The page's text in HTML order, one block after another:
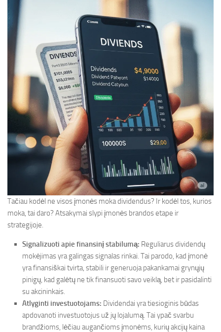
Tačiau kodėl ne visos įmonės moka dividendus? Ir kodėl tos, kurios
moka, tai daro? Atsakymai slypi įmonės brandos etape ir
strategijoje.
Signalizuoti apie finansinį stabilumą: Reguliarus dividendų
mokėjimas yra galingas signalas rinkai. Tai parodo, kad įmonė
yra finansiškai tvirta, stabili ir generuoja pakankamai grynųjų
pinigų, kad galėtų ne tik finansuoti savo veiklą, bet ir pasidalinti
su akcininkais.
Atlyginti investuotojams: Dividendai yra tiesioginis būdas
apdovanoti investuotojus už jų lojalumą. Tai ypač svarbu
brandžioms, lėčiau augančioms įmonėms, kurių akcijų kaina